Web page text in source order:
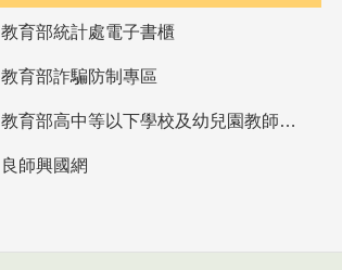
教育部統計處電子書櫃
教育部詐騙防制專區
教育部高中等以下學校及幼兒園教師資格檢定考試
良師興國網